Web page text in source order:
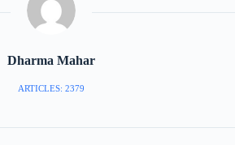
Dharma Mahar
ARTICLES: 2379